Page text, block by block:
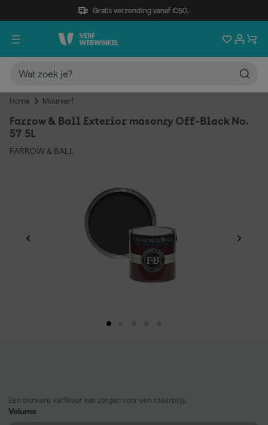
Gratis verzending vanaf €50,-
Home Muurverf
Farrow & Ball Exterior masonry Off-Black No.
57 5L
FARROW & BALL
Een donkere verfkleur kan zorgen voor een meerprijs.
Volume